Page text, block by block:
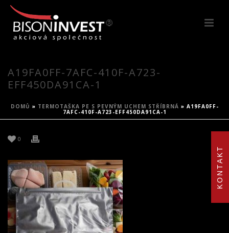
KONTAKT
A19FA0FF-7AFC-410F-A723-
EFF450DA91CA-1
DOMŮ » TERMOTAŠKA PE S PEVNÝM UCHEM STŘÍBRNÁ » A19FA0FF-
7AFC-410F-A723-EFF450DA91CA-1
0